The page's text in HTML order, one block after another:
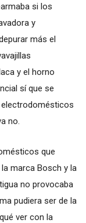
si los
y
más el
y el horno
sí que se
no.
que
marca Bosch y la
no provocaba
pudiera ser de la
ver con la